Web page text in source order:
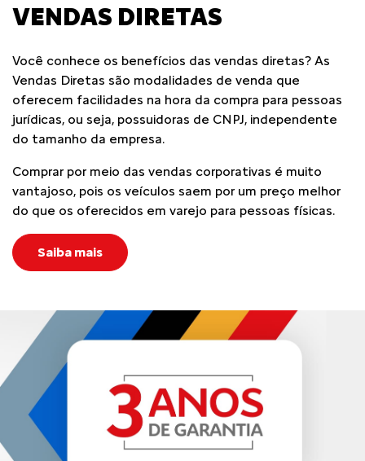
VENDAS DIRETAS
Você conhece os benefícios das vendas diretas? As
Vendas Diretas são modalidades de venda que
oferecem facilidades na hora da compra para pessoas
jurídicas, ou seja, possuidoras de CNPJ, independente
do tamanho da empresa.
Comprar por meio das vendas corporativas é muito
vantajoso, pois os veículos saem por um preço melhor
do que os oferecidos em varejo para pessoas físicas.
Saiba mais